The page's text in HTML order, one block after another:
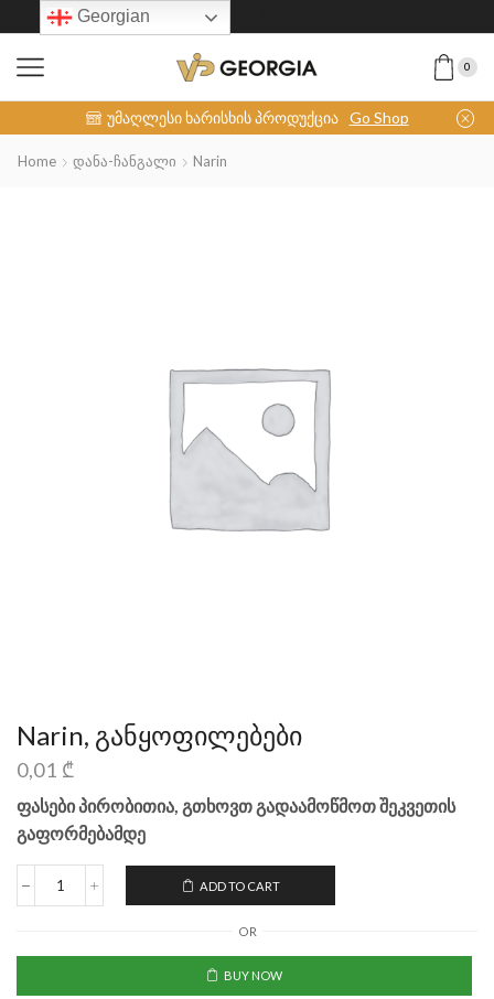
0
უმაღლესი ხარისხის პროდუქცია Go Shop
Home Დანა-Ჩანგალი Narin
Narin, განყოფილებები
0,01 ₾
ფასები პირობითია, გთხოვთ გადაამოწმოთ შეკვეთის
გაფორმებამდე
ADD TO CART
OR
BUY NOW
Georgian